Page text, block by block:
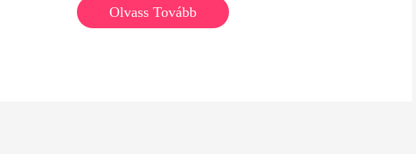
Hozd
Olvass Tovább